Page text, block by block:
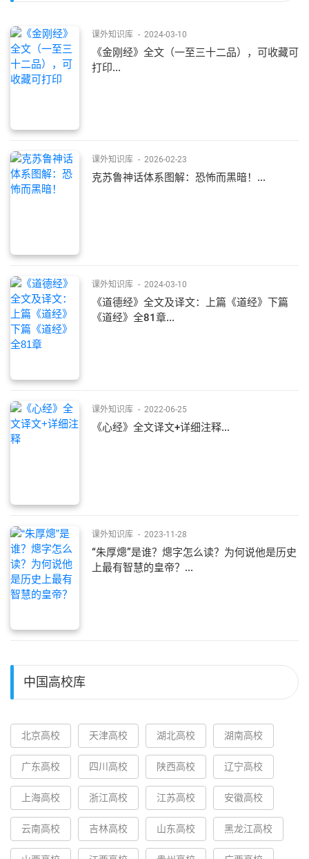
课外知识库 - 2024-03-10
《金刚经》全文（一至三十二品），可收藏可
打印...
课外知识库 - 2026-02-23
克苏鲁神话体系图解：恐怖而黑暗！...
课外知识库 - 2024-03-10
《道德经》全文及译文：上篇《道经》下篇
《道经》全81章...
课外知识库 - 2022-06-25
《心经》全文译文+详细注释...
课外知识库 - 2023-11-28
“朱厚熜”是谁？熜字怎么读？为何说他是历史
上最有智慧的皇帝？...
中国高校库
北京高校 天津高校 湖北高校 湖南高校
广东高校 四川高校 陕西高校 辽宁高校
上海高校 浙江高校 江苏高校 安徽高校
云南高校 吉林高校 山东高校 黑龙江高校